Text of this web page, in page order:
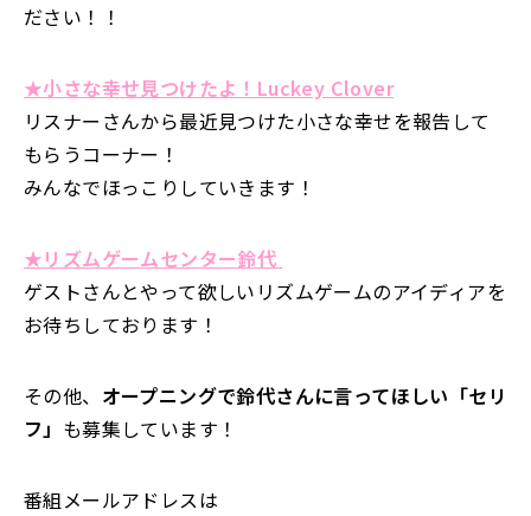
ださい！！
★小さな幸せ見つけたよ！Luckey Clover
リスナーさんから最近見つけた小さな幸せを報告して
もらうコーナー！
みんなでほっこりしていきます！
★リズムゲームセンター鈴代
ゲストさんとやって欲しいリズムゲームのアイディアを
お待ちしております！
その他、 オープニングで鈴代さんに言ってほしい「セリ
フ」 も募集しています！
番組メールアドレスは